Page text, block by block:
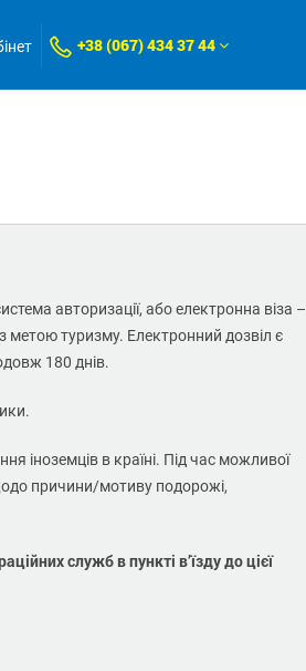
+38 (067) 434 37 44
авторизації, або електронна віза –
метою туризму. Електронний дозвіл є
180 днів.
іноземців в країні. Під час можливої
щодо причини/мотиву подорожі,
служб в пункті в’їзду до цієї